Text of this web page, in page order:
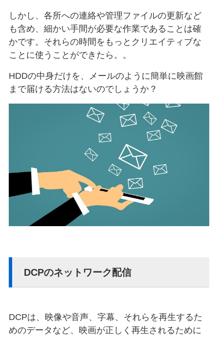
しかし、各所への連絡や管理ファイルの更新など
も含め、細かい手間が必要な作業であることは確
かです。それらの時間をもっとクリエイティブな
ことに使うことができたら。。
HDDの中身だけを、メールのように簡単に映画館
まで届ける方法はないのでしょうか？
DCPのネットワーク配信
DCPは、映像や音声、字幕、それらを再生するた
めのデータなど、映画が正しく再生されるために